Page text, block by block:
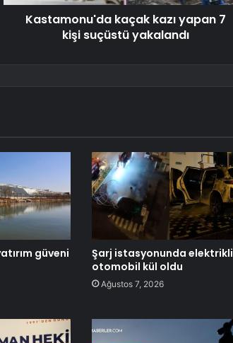
Kastamonu'da kaçak kazı yapan 7
kişi suçüstü yakalandı
güveni
Şarj istasyonunda elektrikli
otomobil kül oldu
Ağustos 7, 2026